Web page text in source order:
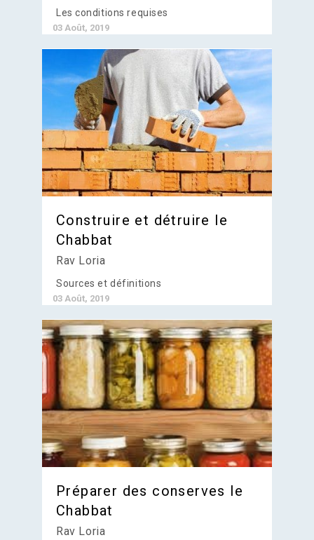
Les conditions requises
03 Août, 2019
Construire et détruire le
Chabbat
Rav Loria
Sources et définitions
03 Août, 2019
Préparer des conserves le
Chabbat
Rav Loria